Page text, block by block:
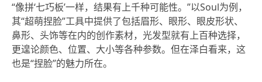
“像拼‘七巧板’一样，结果有上千种可能性。”以Soul为例，
其“超萌捏脸”工具中提供了包括眉形、眼形、眼皮形状、
鼻形、头饰等在内的创作素材，光发型就有上百种选择，
更遑论颜色、位置、大小等各种参数。但在泽白看来，这
也是“捏脸”的魅力所在。